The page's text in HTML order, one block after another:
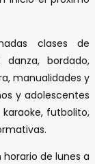
clases de
bordado,
manualidades y
y adolescentes
futbolito,
de lunes a